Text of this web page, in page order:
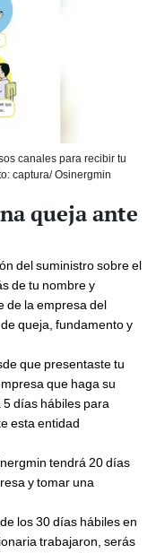
canales para recibir tu
captura/ Osinergmin
queja ante
del suministro sobre el
de tu nombre y
de la empresa del
queja, fundamento y
que presentaste tu
que haga su
días hábiles para
esta entidad
tendrá 20 días
y tomar una
los 30 días hábiles en
trabajaron, serás